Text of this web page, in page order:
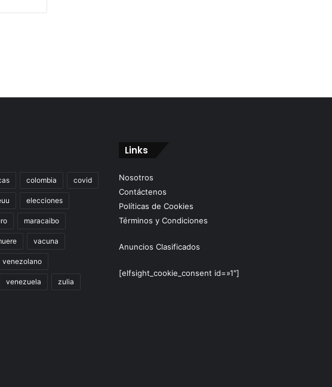
colombia covid
elecciones
maracaibo
vacuna
venezolano
venezuela zulia
Links
Nosotros
Contáctenos
Políticas de Cookies
Términos y Condiciones
Anuncios Clasificados
[elfsight_cookie_consent id=»1″]